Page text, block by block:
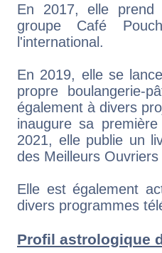
En 2017, elle
groupe Café
l'international.
En 2019, elle se
propre boulangerie-
également à divers
inaugure sa
2021, elle publie un
des Meilleurs
Elle est également
divers programmes
Profil astrologique